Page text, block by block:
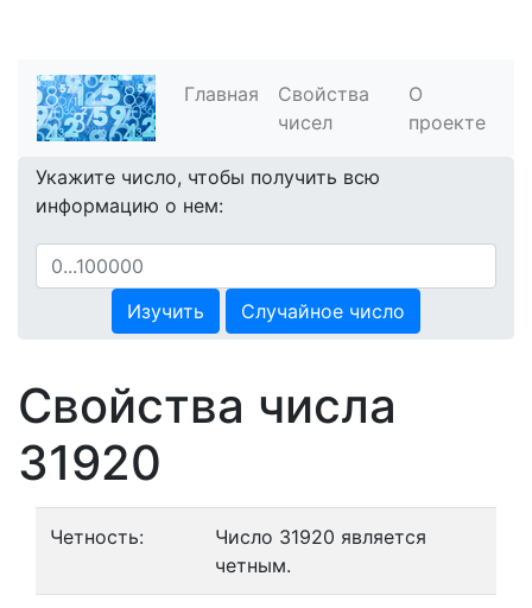
Главная
Свойства
чисел
О
проекте
Укажите число, чтобы получить всю
информацию о нем:
Изучить Случайное число
Свойства числа
31920
Четность:
Число 31920 является
четным.